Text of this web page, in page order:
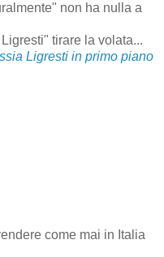
non ha nulla a
tirare la volata...
Ligresti in primo piano
come mai in Italia